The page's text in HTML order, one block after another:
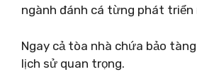
ngành đánh cá từng phát triển
Ngay cả tòa nhà chứa bảo
lịch sử quan trọng.